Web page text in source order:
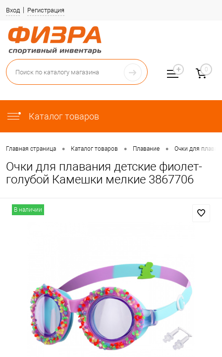
Вход Регистрация
Каталог товаров
0
Главная страница • Каталог товаров • Плавание • Очки для
Очки для плавания детские фиолет-
голубой Камешки мелкие 3867706
В наличии